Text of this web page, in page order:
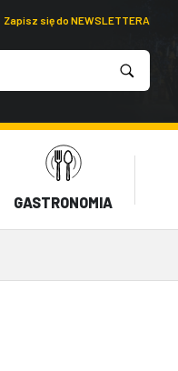
Zapisz się do NEWSLETTERA
GASTRONOMIA